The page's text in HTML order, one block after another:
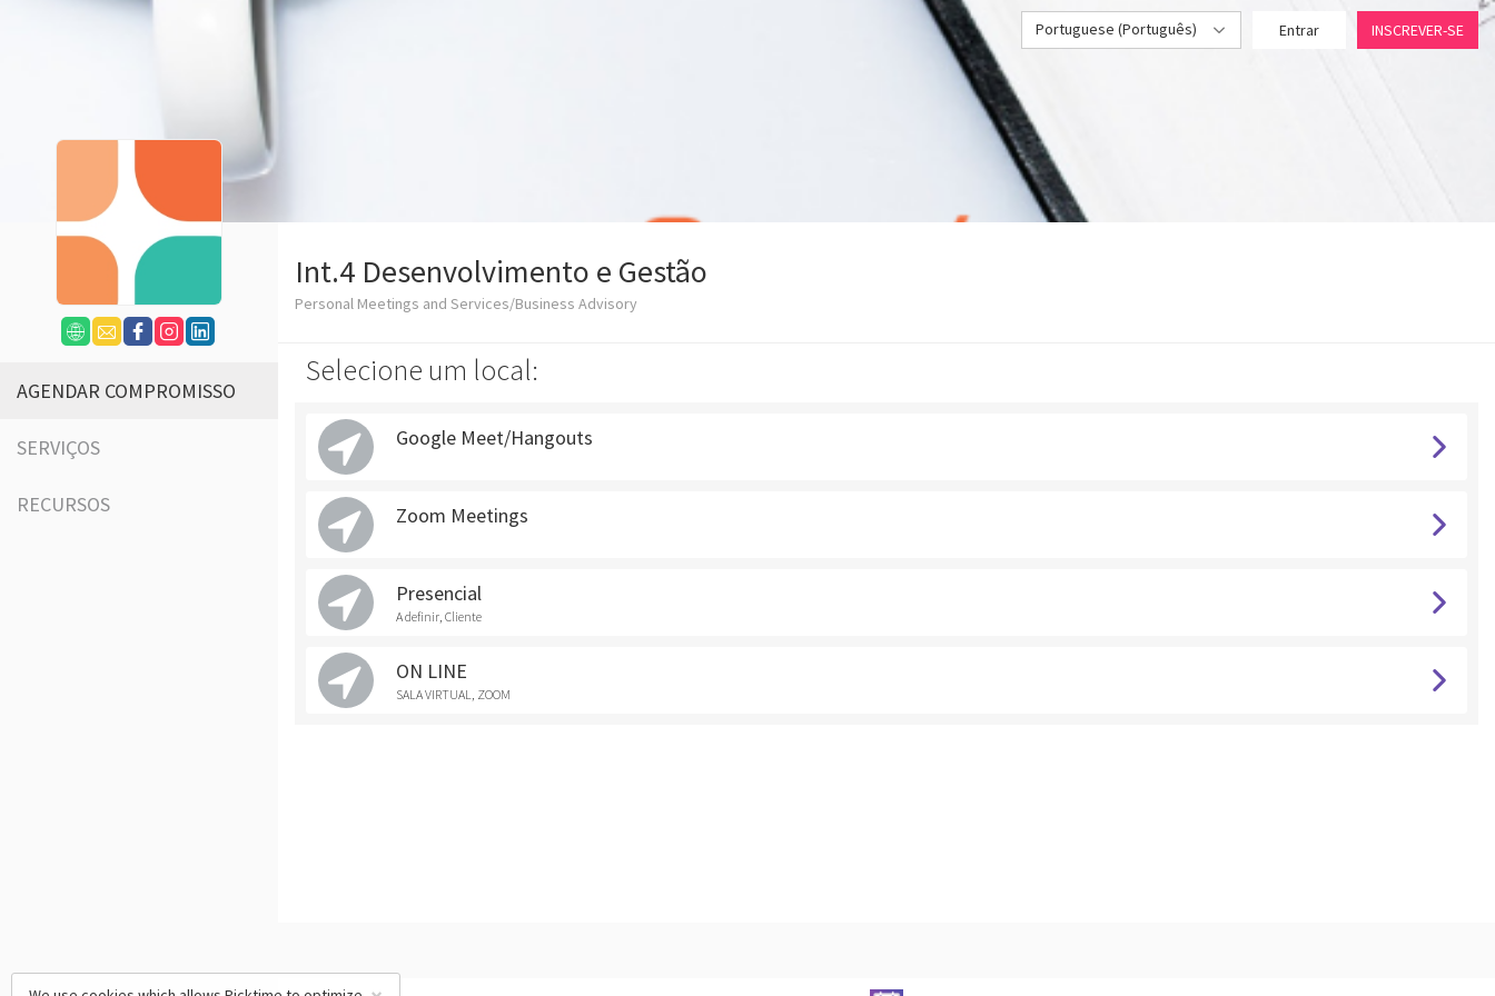
Portuguese (Português) Entrar INSCREVER-SE
AGENDAR COMPROMISSO
SERVIÇOS
RECURSOS
Int.4 Desenvolvimento e Gestão
Personal Meetings and Services/Business Advisory
Selecione um local:
Google Meet/Hangouts
Zoom Meetings
Presencial
A definir, Cliente
ON LINE
SALA VIRTUAL, ZOOM